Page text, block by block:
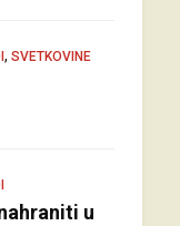
, SVETKOVINE
u